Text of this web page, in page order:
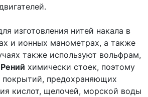
изготовления нитей накала в
и ионных манометрах, а также
также используют вольфрам,
Рений химически стоек, поэтому
покрытий, предохраняющих
кислот, щелочей, морской воды